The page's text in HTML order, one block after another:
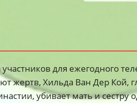
для ежегодного
жертв, Хильда Ван Дер Кой,
убивает мать и сестру